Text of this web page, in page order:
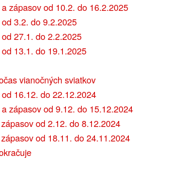
zápasov od 10.2. do 16.2.2025
3.2. do 9.2.2025
27.1. do 2.2.2025
13.1. do 19.1.2025
vianočných sviatkov
16.12. do 22.12.2024
zápasov od 9.12. do 15.12.2024
od 2.12. do 8.12.2024
od 18.11. do 24.11.2024